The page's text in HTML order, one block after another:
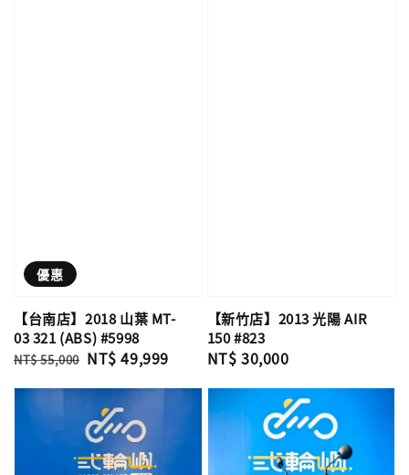
優惠
【台南店】2018 山葉 MT-
03 321 (ABS) #5998
Regular
NT$ 55,000 Sale
NT$ 49,999
【新竹店】2013 光陽 AIR
150 #823
Regular
NT$ 30,000